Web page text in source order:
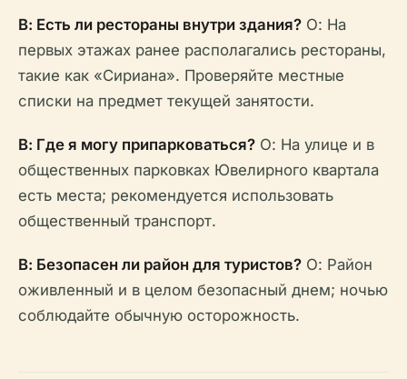
В: Есть ли рестораны внутри здания? О: На
первых этажах ранее располагались рестораны,
такие как «Сириана». Проверяйте местные
списки на предмет текущей занятости.
В: Где я могу припарковаться? О: На улице и в
общественных парковках Ювелирного квартала
есть места; рекомендуется использовать
общественный транспорт.
В: Безопасен ли район для туристов? О: Район
оживленный и в целом безопасный днем; ночью
соблюдайте обычную осторожность.